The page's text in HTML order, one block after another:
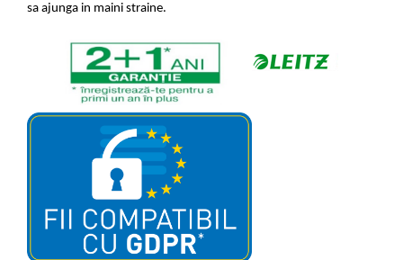
sa ajunga in maini straine.